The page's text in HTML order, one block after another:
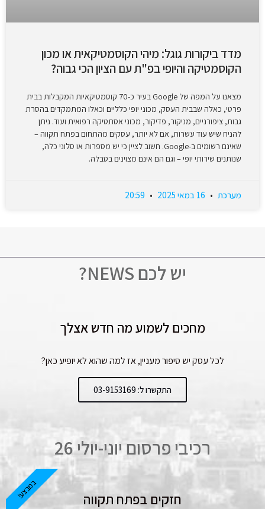
מדד ביקורות גוגל: מיהי הקוסמטיקאית או מכון
הקוסמטיקה והיופי בפ"ת עם הציון הכי גבוה?
מצאנו על המפה של Google בעיר כ-70 קוסמטיקאיות המקבלות בבית
פרטי, כאלה שבבית העסק, מכוני יופי כלליים וכאלו המתמקדים בהסרת
גבות, ציפורניים, מניקור, פדיקור, מכוני אסתטיקה רפואית ועוד. ניתן
להניח שיש עוד עשרות, אם לא יותר, עסקים מהתחום בפתח תקווה –
שאינם רשומים ב-Google. חשוב לציין כי יש מספרות או סלוני כלה,
שנותנים שירותי יופי – וגם הם אינם מצוינים בטבלה.
מערכת
יש לכם NEWS?
מחכים לשמוע מה חדש אצלך
לכל עסק יש סיפור מעניין, אז למה שהוא לא יופיע כאן?
התקשרו ל: 03-9153169
רכיבי פרסום יוני-יולי 26
חזקים בפתח תקווה במבצע!